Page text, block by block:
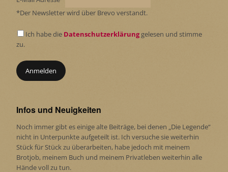
*Der Newsletter wird über Brevo verstandt.
Ich habe die Datenschutzerklärunggelesen und stimme
zu.
Infos und Neuigkeiten
Noch immer gibt es einige alte Beiträge, bei denen „Die Legende“
nicht in Unterpunkte aufgeteilt ist. Ich versuche sie weiterhin
Stück für Stück zu überarbeiten, habe jedoch mit meinem
Brotjob, meinem Buch und meinem Privatleben weiterhin alle
Hände voll zu tun.